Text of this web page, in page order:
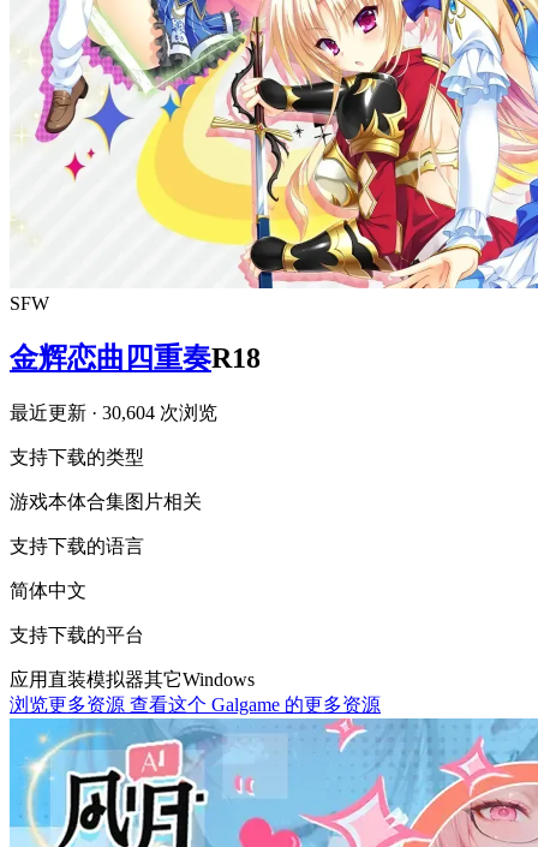
SFW
金辉恋曲四重奏R18
最近更新 · 30,604 次浏览
支持下载的类型
游戏本体合集图片相关
支持下载的语言
简体中文
支持下载的平台
应用直装模拟器其它Windows
浏览更多资源 查看这个 Galgame 的更多资源